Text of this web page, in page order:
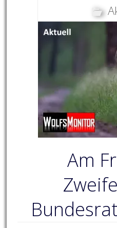
Am